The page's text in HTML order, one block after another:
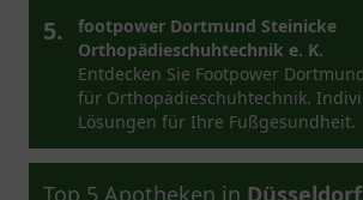
5.
footpower Dortmund Steinicke
Orthopädieschuhtechnik e. K.
Entdecken Sie Footpower
für Orthopädieschuhtechnik.
Lösungen für Ihre Fußgesundheit.
Top 5 Apotheken in Düsseldorf